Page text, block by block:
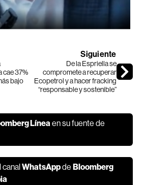
cae 37%
bajo
Siguiente
De la Espriella se
compromete a recuperar
Ecopetrol y a hacer fracking
“responsable y sostenible”
Líneaen su fuente de
canalWhatsAppde Bloomberg